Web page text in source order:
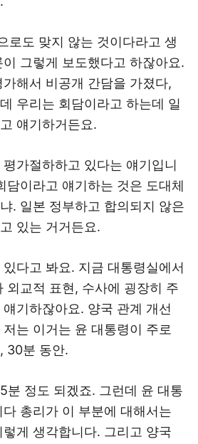
로도 맞지 않는 것이다라고 생
그렇게 보도했다고 하잖아요.
해서 비공개 간담을 가졌다,
우리는 회담이라고 하는데 일
얘기하거든요.
가절하하고 있다는 얘기입니
담이라고 얘기하는 것은 도대체
. 일본 정부하고 합의되지 않은
있는 거거든요.
다고 봐요. 지금 대통령실에서
외교적 표현, 수사에 굉장히 주
기하잖아요. 양국 관계 개선
는 이거는 윤 대통령이 주로
30분 동안.
분 정도 되겠죠. 그런데 윤 대통
총리가 이 부분에 대해서는
게 생각합니다. 그리고 양국